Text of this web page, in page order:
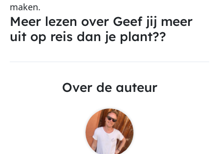
maken.
Meer lezen over Geef jij meer
uit op reis dan je plant??
Over de auteur